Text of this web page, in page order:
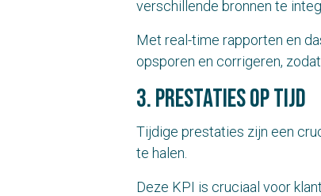
verschillende bronnen te
Met real-time rapporten en
opsporen en corrigeren,
3. Prestaties op tijd
Tijdige prestaties zijn een
te halen.
Deze KPI is cruciaal voor